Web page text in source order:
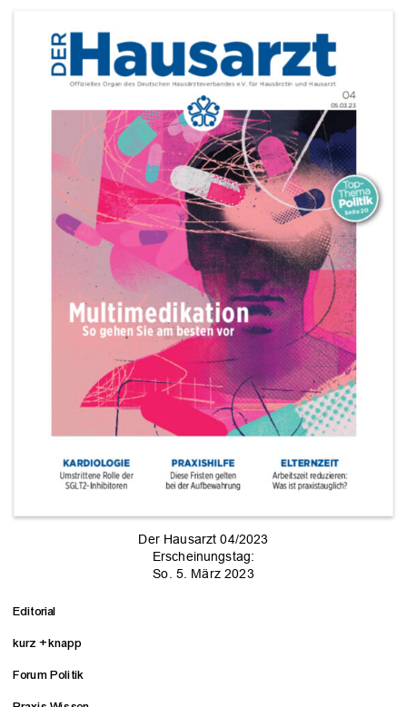
Der Hausarzt 04/2023
Erscheinungstag:
So. 5. März 2023
Editorial
kurz + knapp
Forum Politik